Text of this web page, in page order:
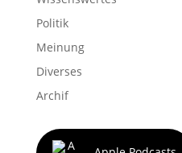
Politik
Meinung
Diverses
Archif